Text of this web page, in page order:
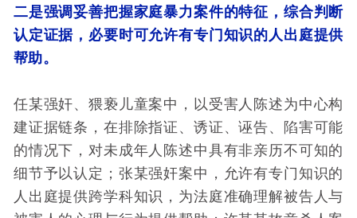
二是强调妥善把握家庭暴力案件的特征，综合判断
认定证据，必要时可允许有专门知识的人出庭提供
帮助。
任某强奸、猥亵儿童案中，以受害人陈述为中心构
建证据链条，在排除指证、诱证、诬告、陷害可能
的情况下，对未成年人陈述中具有非亲历不可知的
细节予以认定；张某强奸案中，允许有专门知识的
人出庭提供跨学科知识，为法庭准确理解被告人与